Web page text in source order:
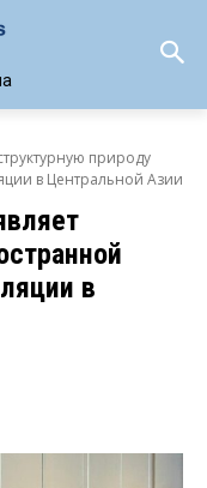
природу
в Центральной Азии
в